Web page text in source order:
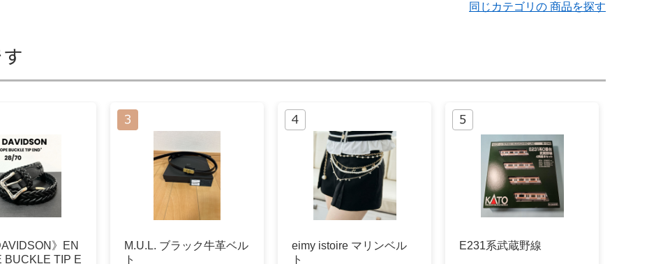
同じカテゴリの 商品を探す
》EN
BUCKLE TIP E
M.U.L. ブラック牛革ベル
ト
eimy istoire マリンベル
ト
E231系武蔵野線